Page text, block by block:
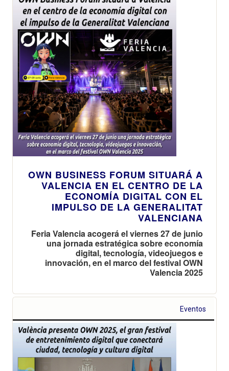
OWN BUSINESS FORUM SITUARÁ A
VALENCIA EN EL CENTRO DE LA
ECONOMÍA DIGITAL CON EL
IMPULSO DE LA GENERALITAT
VALENCIANA
Feria Valencia acogerá el viernes 27 de junio
una jornada estratégica sobre economía
digital, tecnología, videojuegos e
innovación, en el marco del festival OWN
Valencia 2025
Eventos